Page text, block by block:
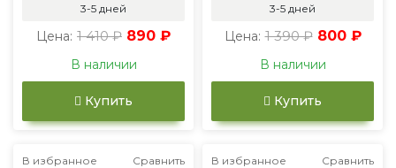
3-5 дней
Цена: 1 410 ₽ 890 ₽
В наличии
Купить
3-5 дней
Цена: 1 390 ₽ 800 ₽
В наличии
Купить
В избранное Сравнить В избранное Сравнить